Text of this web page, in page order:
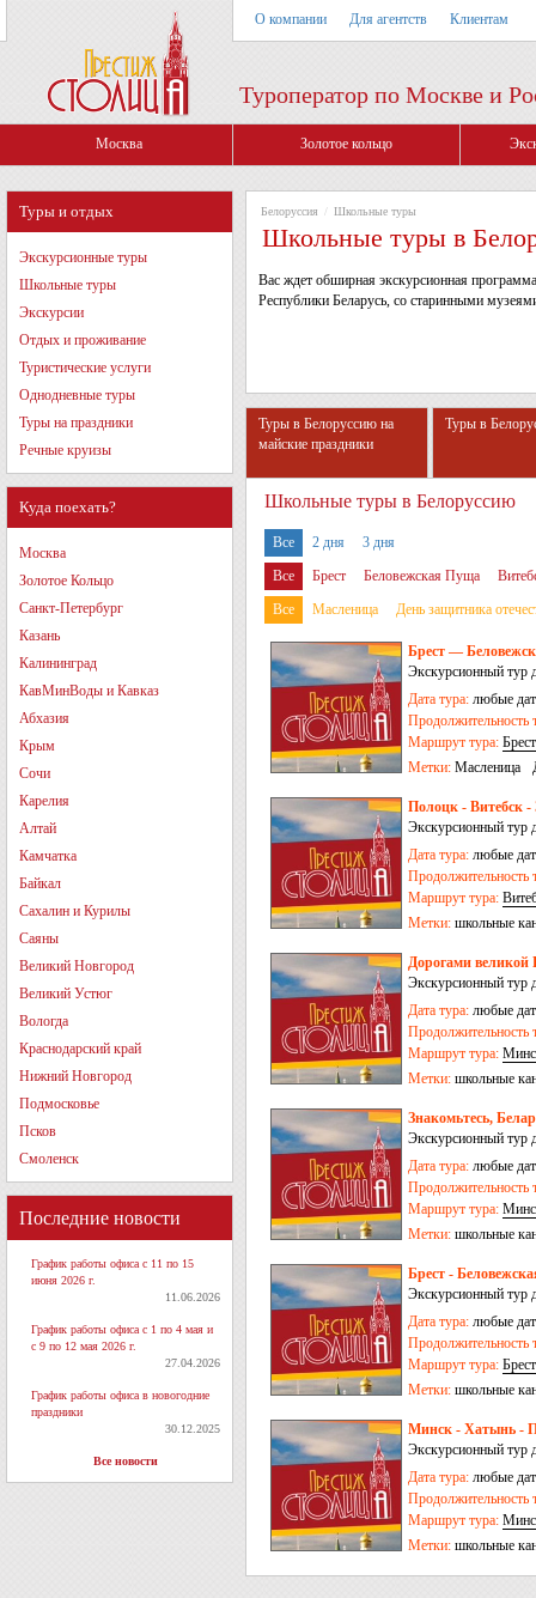
О компании Для агентств Клиентам
Туроператор по Москве и
Москва Золотое кольцо
Туры и отдых
Экскурсионные туры
Школьные туры
Экскурсии
Отдых и проживание
Туристические услуги
Однодневные туры
Туры на праздники
Речные круизы
Куда поехать?
Москва
Золотое Кольцо
Санкт-Петербург
Казань
Калининград
КавМинВоды и Кавказ
Абхазия
Крым
Сочи
Карелия
Алтай
Камчатка
Байкал
Сахалин и Курилы
Саяны
Великий Новгород
Великий Устюг
Вологда
Краснодарский край
Нижний Новгород
Подмосковье
Псков
Смоленск
Последние новости
График работы офиса с 11 по 15
июня 2026 г.
11.06.2026
График работы офиса с 1 по 4 мая и
с 9 по 12 мая 2026 г.
27.04.2026
График работы офиса в новогодние
праздники
30.12.2025
Все новости
Белоруссия / Школьные туры
Школьные туры в
Вас ждет обширная экскурсионная
Республики Беларусь, со старинными
Туры в Белоруссию на
майские праздники
Туры в
Школьные туры в Белоруссию
Все 2 дня
3 дня
Все
Брест Беловежская Пуща
Все
Масленица День защитника
Брест —
Экскурсионный тур
Дата тура: любые
Продолжительность
Маршрут тура: Брест
Метки: Масленица
Полоцк - Витебск -
Экскурсионный тур
Дата тура: любые
Продолжительность
Маршрут тура:
Метки: школьные
Дорогами великой
Экскурсионный тур
Дата тура: любые
Продолжительность
Маршрут тура:
Метки: школьные
Знакомьтесь,
Экскурсионный тур
Дата тура: любые
Продолжительность
Маршрут тура:
Метки: школьные
Брест -
Экскурсионный тур
Дата тура: любые
Продолжительность
Маршрут тура: Брест
Метки: школьные
Минск - Хатынь -
Экскурсионный тур
Дата тура: любые
Продолжительность
Маршрут тура:
Метки: школьные